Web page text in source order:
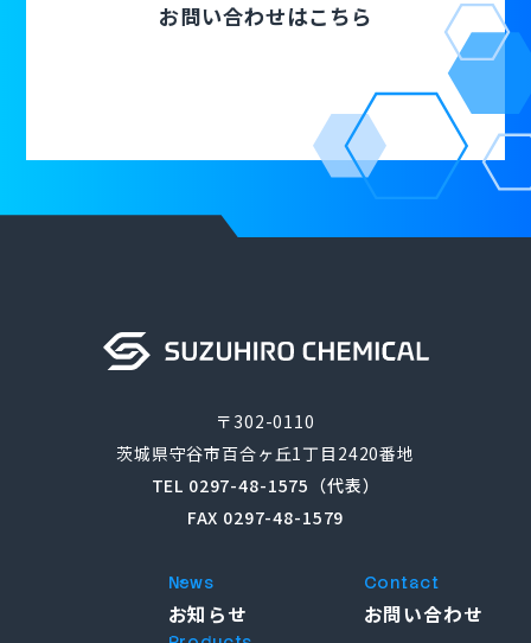
お問い合わせはこちら
〒302-0110
茨城県守谷市百合ヶ丘1丁目2420番地
TEL 0297-48-1575（代表）
FAX 0297-48-1579
News
お知らせ
Contact
お問い合わせ